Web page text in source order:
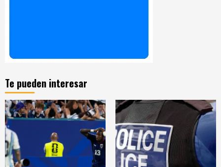
Te pueden interesar